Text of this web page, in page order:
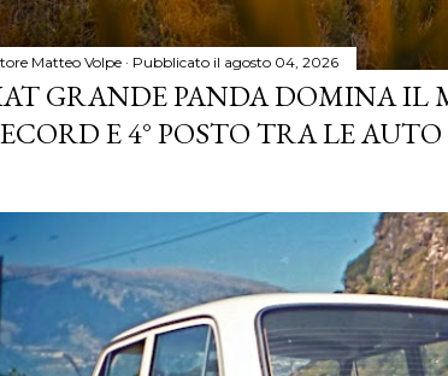
Matteo Volpe Pubblicato il agosto 04, 2026
GRANDE PANDA DOMINA IL
E 4° POSTO TRA LE